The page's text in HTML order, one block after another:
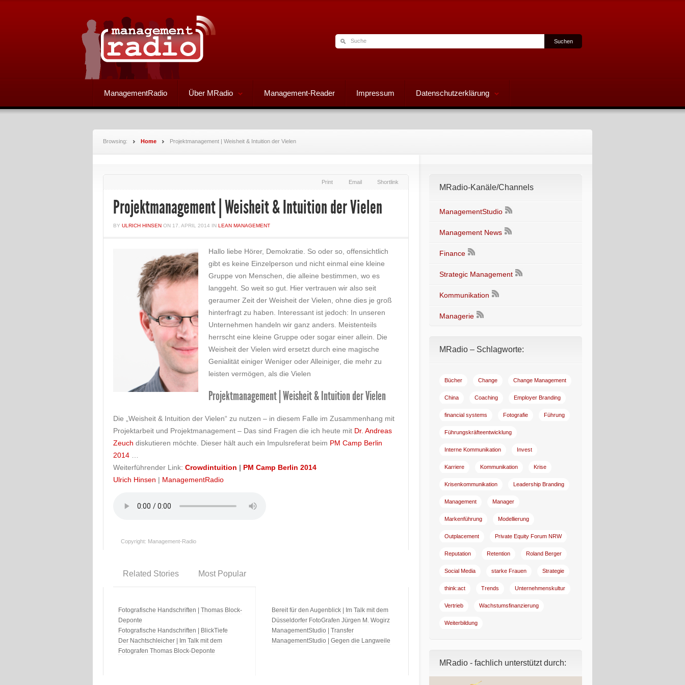
ManagementRadio Über MRadio Management-Reader Impressum Datenschutzerklärung
Browsing: Home Projektmanagement | Weisheit & Intuition der Vielen
Print Email Shortlink
Projektmanagement | Weisheit & Intuition der Vielen
BY ULRICH HINSEN ON 17. APRIL 2014 IN LEAN MANAGEMENT
Hallo liebe Hörer, Demokratie. So oder so, offensichtlich
gibt es keine Einzelperson und nicht einmal eine kleine
Gruppe von Menschen, die alleine bestimmen, wo es
langgeht. So weit so gut. Hier vertrauen wir also seit
geraumer Zeit der Weisheit der Vielen, ohne dies je groß
hinterfragt zu haben. Interessant ist jedoch: In unseren
Unternehmen handeln wir ganz anders. Meistenteils
herrscht eine kleine Gruppe oder sogar einer allein. Die
Weisheit der Vielen wird ersetzt durch eine magische
Genialität einiger Weniger oder Alleiniger, die mehr zu
leisten vermögen, als die Vielen
Projektmanagement | Weisheit & Intuition der Vielen
Die „Weisheit & Intuition der Vielen“ zu nutzen – in diesem Falle im Zusammenhang mit
Projektarbeit und Projektmanagement – Das sind Fragen die ich heute mit Dr. Andreas
Zeuch diskutieren möchte. Dieser hält auch ein Impulsreferat beim PM Camp Berlin
2014
Weiterführender Link: Crowdintuition | PM Camp Berlin 2014
Ulrich Hinsen | ManagementRadio
Copyright: Management-Radio
Related Stories Most Popular
Fotografische Handschriften | Thomas Block-
Deponte
Fotografische Handschriften | BlickTiefe
Der Nachtschleicher | Im Talk mit dem
Fotografen Thomas Block-Deponte
Bereit für den Augenblick | Im Talk mit dem
Düsseldorfer FotoGrafen Jürgen M. Wogirz
ManagementStudio | Transfer
ManagementStudio | Gegen die Langweile
MRadio-Kanäle/Channels
ManagementStudio
Management News
Finance
Strategic Management
Kommunikation
Managerie
MRadio – Schlagworte:
Bücher Change Change Management
China Coaching Employer Branding
financial systems Fotografie Führung
Führungskräfteentwicklung
Interne Kommunikation Invest
Karriere Kommunikation Krise
Krisenkommunikation Leadership Branding
Management Manager
Markenführung Modellierung
Outplacement Private Equity Forum NRW
Reputation Retention Roland Berger
Social Media starke Frauen Strategie
think:act Trends Unternehmenskultur
Vertrieb Wachstumsfinanzierung
Weiterbildung
MRadio - fachlich unterstützt durch: